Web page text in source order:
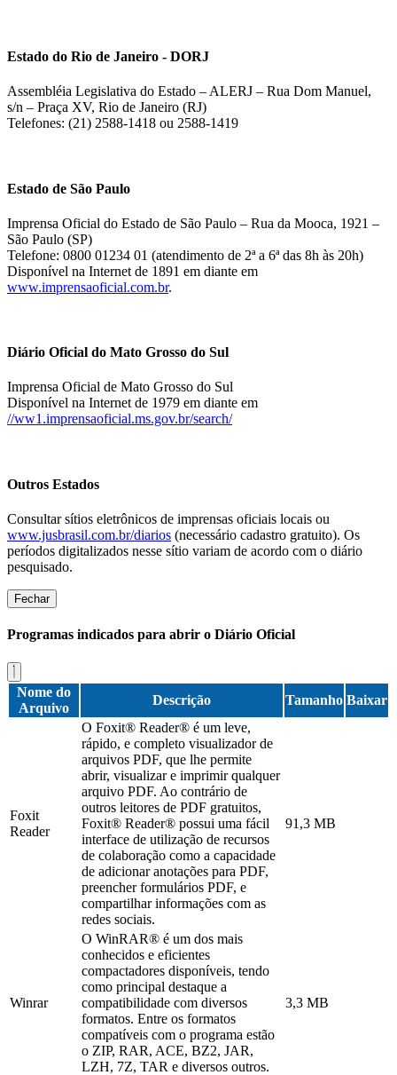
Estado do Rio de Janeiro - DORJ
Assembléia Legislativa do Estado – ALERJ – Rua Dom Manuel,
s/n – Praça XV, Rio de Janeiro (RJ)
Telefones: (21) 2588-1418 ou 2588-1419
Estado de São Paulo
Imprensa Oficial do Estado de São Paulo – Rua da Mooca, 1921 –
São Paulo (SP)
Telefone: 0800 01234 01 (atendimento de 2ª a 6ª das 8h às 20h)
Disponível na Internet de 1891 em diante em
www.imprensaoficial.com.br.
Diário Oficial do Mato Grosso do Sul
Imprensa Oficial de Mato Grosso do Sul
Disponível na Internet de 1979 em diante em
//ww1.imprensaoficial.ms.gov.br/search/
Outros Estados
Consultar sítios eletrônicos de imprensas oficiais locais ou
www.jusbrasil.com.br/diarios (necessário cadastro gratuito). Os
períodos digitalizados nesse sítio variam de acordo com o diário
pesquisado.
Fechar
Programas indicados para abrir o Diário Oficial
Nome do
Arquivo
Descrição Tamanho Baixar
Foxit
Reader
O Foxit® Reader® é um leve,
rápido, e completo visualizador de
arquivos PDF, que lhe permite
abrir, visualizar e imprimir qualquer
arquivo PDF. Ao contrário de
outros leitores de PDF gratuitos,
Foxit® Reader® possui uma fácil
interface de utilização de recursos
de colaboração como a capacidade
de adicionar anotações para PDF,
preencher formulários PDF, e
compartilhar informações com as
redes sociais.
91,3 MB
Winrar
O WinRAR® é um dos mais
conhecidos e eficientes
compactadores disponíveis, tendo
como principal destaque a
compatibilidade com diversos
formatos. Entre os formatos
compatíveis com o programa estão
o ZIP, RAR, ACE, BZ2, JAR,
LZH, 7Z, TAR e diversos outros.
3,3 MB